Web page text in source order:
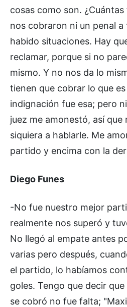
cosas como son.
nos cobraron ni un penal a
habido situaciones. Hay
reclamar, porque si no
mismo. Y no nos da lo
tienen que cobrar lo que
indignación fue esa; pero
juez me amonestó, así que
siquiera a hablarle. Me
partido y encima con la
Diego Funes
-No fue nuestro mejor
realmente nos superó y
No llegó al empate antes
varias pero después,
el partido, lo habíamos
goles. Tengo que decir
se cobró no fue falta;